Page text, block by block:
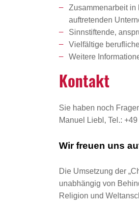
Zusammenarbeit in
auftretenden
Sinnstiftende,
Vielfältige
Weitere
Kontakt
Sie haben noch
Manuel Liebl, Tel.:
Wir freuen uns
Die Umsetzung der
unabhängig von
Religion und